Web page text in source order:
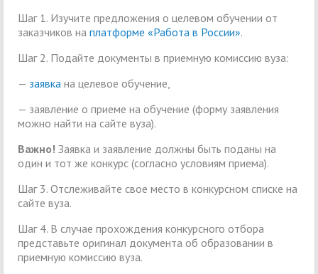
Шаг 1. Изучите предложения о целевом обучении от
заказчиков на платформе «Работа в России».
Шаг 2. Подайте документы в приемную комиссию вуза:
— заявка на целевое обучение,
— заявление о приеме на обучение (форму заявления
можно найти на сайте вуза).
Важно! Заявка и заявление должны быть поданы на
один и тот же конкурс (согласно условиям приема).
Шаг 3. Отслеживайте свое место в конкурсном списке на
сайте вуза.
Шаг 4. В случае прохождения конкурсного отбора
представьте оригинал документа об образовании в
приемную комиссию вуза.